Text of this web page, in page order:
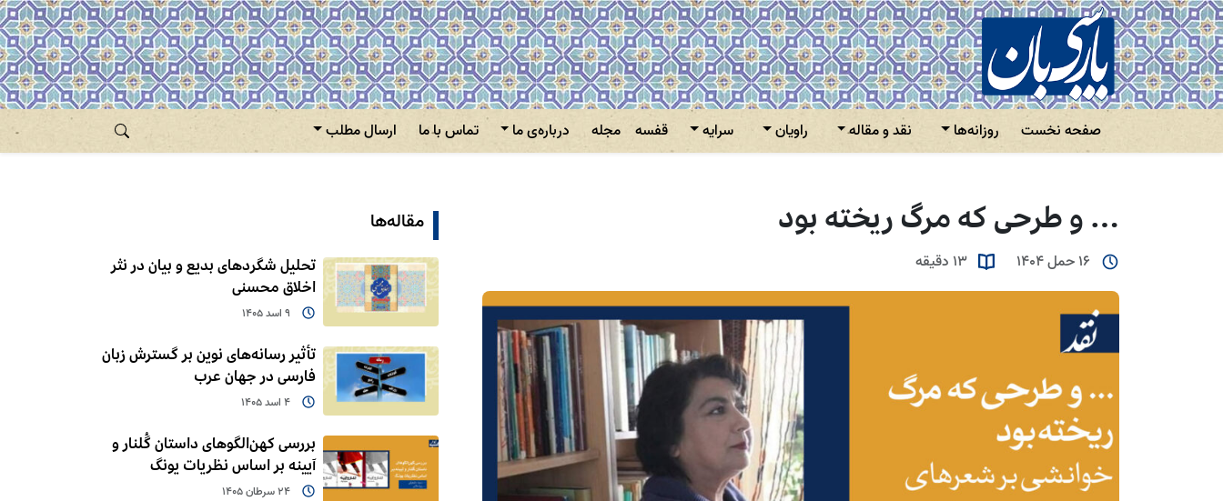
صفحه نخست روزانه‌ها نقد و مقاله راویان سرایه قفسه مجله درباره‌ی ما تماس با ما ارسال مطلب
… و طرحی که مرگ ریخته بود
16 حمل 1404 13 دقیقه
مقاله‌ها
تحلیل شگردهای بدیع و بیان در نثر
اخلاق محسنی
9 اسد 1405
تأثیر رسانه‌های نوین بر گسترش زبان
فارسی در جهان عرب
4 اسد 1405
بررسی کهن‌الگوهای داستان گُلنار و
آیینه بر اساس نظریات یونگ
24 سرطان 1405